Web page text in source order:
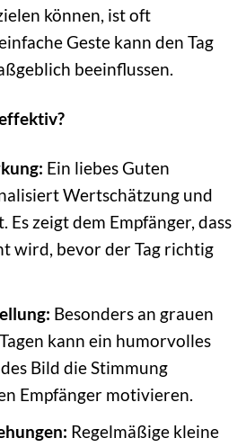
können, ist oft
Geste kann den Tag
beeinflussen.
Ein liebes Guten
Wertschätzung und
Es zeigt dem Empfänger, dass
wird, bevor der Tag richtig
Besonders an grauen
kann ein humorvolles
Bild die Stimmung
Empfänger motivieren.
Regelmäßige kleine